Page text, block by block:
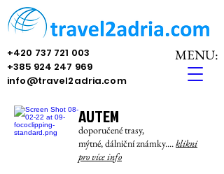
MENU:
+420 737 721 003
+385 924 247 969
info@travel2adria.com
AUTEM
doporučené trasy,
mýtné, dálniční známky....klikni
pro více info